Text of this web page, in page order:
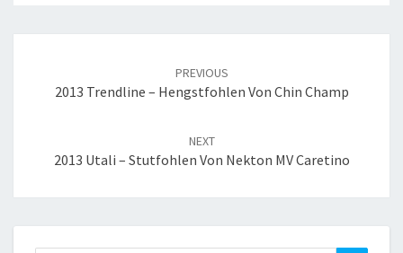
PREVIOUS
2013 Trendline – Hengstfohlen Von Chin Champ
NEXT
2013 Utali – Stutfohlen Von Nekton MV Caretino